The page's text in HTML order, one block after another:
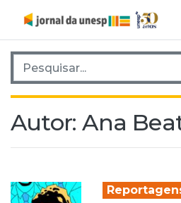
Pesquisar por:
Autor:Ana